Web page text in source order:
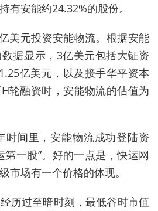
有安能约24.32%的股份。
美元投资安能物流。根据安能
据显示，3亿美元包括大钲资
亿美元，以及接手华平资本
轮融资时，安能物流的估值为
时间里，安能物流成功登陆资
第一股”。好的一点是，快运网
市场有一个价格的体现。
历过至暗时刻，最低谷时市值